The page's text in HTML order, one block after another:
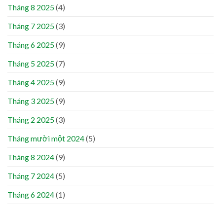
Tháng 8 2025(4)
Tháng 7 2025(3)
Tháng 6 2025(9)
Tháng 5 2025(7)
Tháng 4 2025(9)
Tháng 3 2025(9)
Tháng 2 2025(3)
Tháng mười một 2024(5)
Tháng 8 2024(9)
Tháng 7 2024(5)
Tháng 6 2024(1)